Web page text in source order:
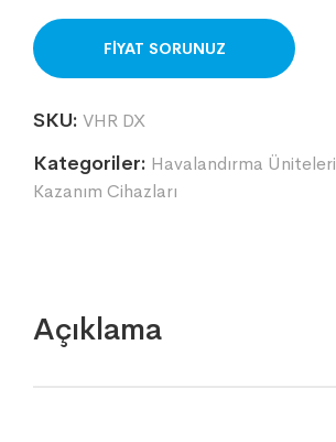
ORDER ON WHATSAPP
SKU: VHR DX
Kategoriler: Havalandırma Üniteleri
Kazanım Cihazları
Açıklama